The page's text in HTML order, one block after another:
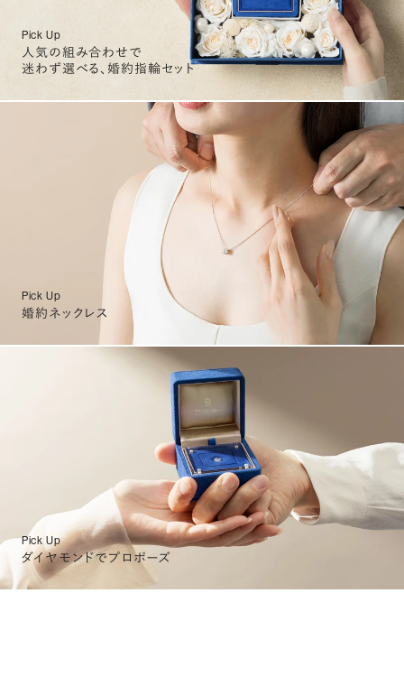
Pick Up
人気の組み合わせで
迷わず選べる、婚約指輪セット
Pick Up
婚約ネックレス
Pick Up
ダイヤモンドでプロポーズ